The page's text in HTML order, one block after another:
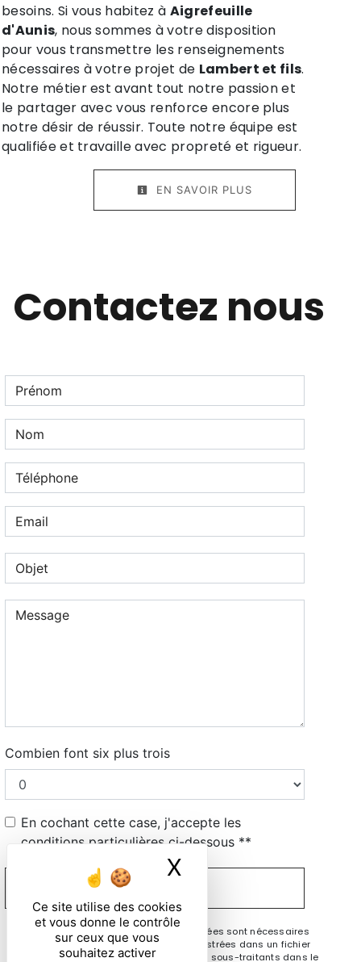
Ce site utilise des cookies
et vous donne le contrôle
sur ceux que vous
souhaitez activer
X Masquer le
besoins. Si vous habitez à Aigrefeuille
d'Aunis, nous sommes à votre disposition
pour vous transmettre les renseignements
nécessaires à votre projet de Lambert et fils.
Notre métier est avant tout notre passion et
le partager avec vous renforce encore plus
notre désir de réussir. Toute notre équipe est
qualifiée et travaille avec propreté et rigueur.
EN SAVOIR PLUS
Contactez nous
Combien font six plus trois
En cochant cette case, j'accepte les
conditions particulières ci-dessous **
ENVOYER
** Les données personnelles communiquées sont nécessaires
aux fins de vous contacter et sont enregistrées dans un fichier
informatisé. Elles sont destinées à et ses sous-traitants dans le